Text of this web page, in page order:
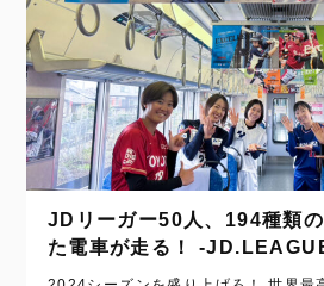
JDリーガー50人、194種類
た電車が走る！ -